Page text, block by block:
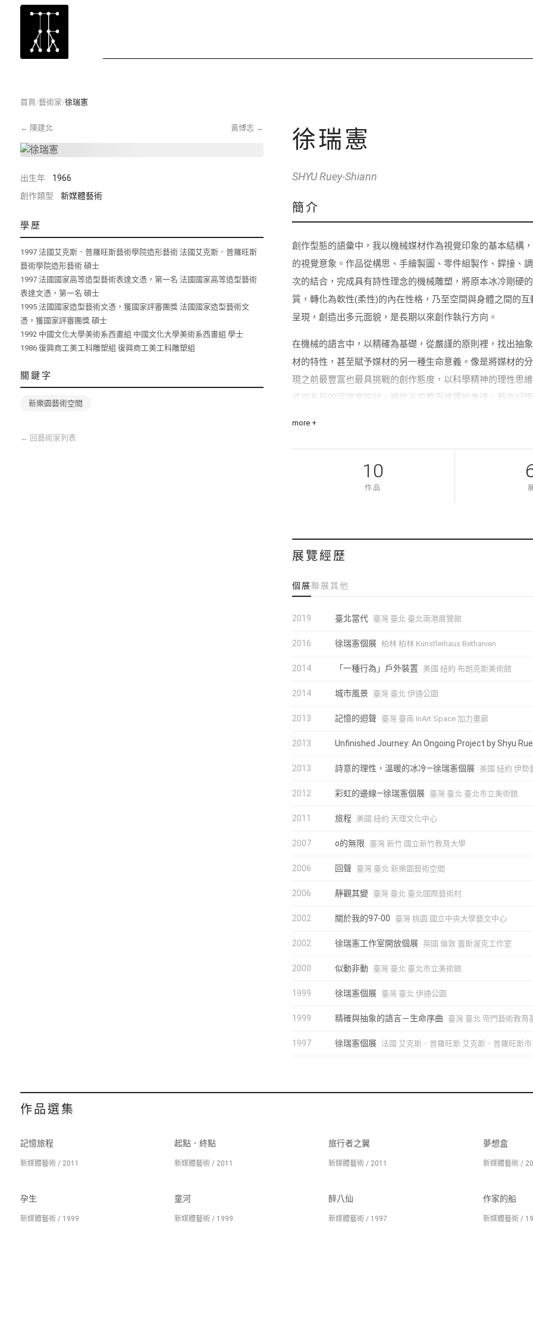
首頁/藝術家/徐瑞憲
← 陳建北 黃博志 →
出生年
1966
創作類型
新媒體藝術
學歷
1997 法國艾克斯．普羅旺斯藝術學院造形藝術 法國艾克斯．普羅旺斯
藝術學院造形藝術 碩士
1997 法國國家高等造型藝術表達文憑，第一名 法國國家高等造型藝術
表達文憑，第一名 碩士
1995 法國國家造型藝術文憑，獲國家評審團獎 法國國家造型藝術文
憑，獲國家評審團獎 碩士
1992 中國文化大學美術系西畫組 中國文化大學美術系西畫組 學士
1986 復興商工美工科雕塑組 復興商工美工科雕塑組
關鍵字
新樂園藝術空間
← 回藝術家列表
徐瑞憲
SHYU Ruey-Shiann
簡介
創作型態的語彙中，我以機械媒材作為視覺印象的基本結構
的視覺意象。作品從構思、手繪製圖、零件組製作、銲接、
次的結合，完成具有詩性理念的機械雕塑，將原本冰冷剛硬
質，轉化為軟性(柔性)的內在性格，乃至空間與身體之間的
呈現，創造出多元面貌，是長期以來創作執行方向。
在機械的語言中，以精確為基礎，從嚴謹的原則裡，找出抽
材的特性，甚至賦予媒材的另一種生命意義。像是將媒材的
現之前最豐富也最具挑戰的創作態度，以科學精神的理性思
式與系列的深度來探討，將作品完整而連貫的表達，藉由記
的表現上，行成一種連結性，將美好事物再呈現，像是製造
型，勾勒想像的世界。
慢在作品中的特質，不意味對現代快速感的反叛或逆向而行
全然只有精神層次的意義，不直接探討時間的速度觀，因此
快自然調合了內在旋律的音波，構成動作的音樂特性，從動
一種充滿未來性的結構主義，從個人的夢想乃至對城市的創
創作形式來塑造夢想，並面對環境改善的可能挑戰，以一個
more +
10
作品
展覽經歷
個展聯展 其他
2019 臺北當代 臺灣 臺北 臺北南港展覽館
2016 徐瑞憲個展 柏林 柏林 Künstlerhaus Bethanien
2014 「一種行為」戶外裝置 美國 紐約 布朗克斯美術館
2014 城市風景 臺灣 臺北 伊通公園
2013 記憶的迴聲 臺灣 臺南 InArt Space 加力畫廊
2013 Unfinished Journey: An Ongoing Project by Shyu
2013 詩意的理性，溫暖的冰冷—徐瑞憲個展 美國 紐約 伊勢
2012 彩虹的邊線—徐瑞憲個展 臺灣 臺北 臺北市立美術館
2011 旅程 美國 紐約 天理文化中心
2007 o的無限 臺灣 新竹 國立新竹教育大學
2006 回聲 臺灣 臺北 新樂園藝術空間
2006 靜觀其變 臺灣 臺北 臺北國際藝術村
2002 關於我的97-00 臺灣 桃園 國立中央大學藝文中心
2002 徐瑞憲工作室開放個展 英國 倫敦 蓋斯渥克工作室
2000 似動非動 臺灣 臺北 臺北市立美術館
1999 徐瑞憲個展 臺灣 臺北 伊通公園
1999 精確與抽象的語言－生命序曲 臺灣 臺北 帝門藝術教育
1997 徐瑞憲個展 法國 艾克斯．普羅旺斯 艾克斯．普羅旺斯
作品選集
記憶旅程
新媒體藝術 / 2011
起點．終點
新媒體藝術 / 2011
旅行者之翼
新媒體藝術 / 2011
夢想盒
新媒體藝術 /
孕生
新媒體藝術 / 1999
童河
新媒體藝術 / 1999
醉八仙
新媒體藝術 / 1997
作家的船
新媒體藝術 /